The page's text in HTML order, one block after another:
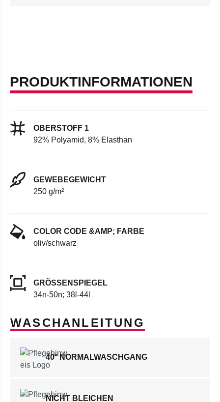
PRODUKTINFORMATIONEN
OBERSTOFF 1
92% Polyamid, 8% Elasthan
GEWEBEGEWICHT
250 g/m²
COLOR CODE &AMP; FARBE
oliv/schwarz
GRÖSSENSPIEGEL
34n-50n; 38l-44l
WASCHANLEITUNG
40° NORMALWASCHGANG
NICHT BLEICHEN